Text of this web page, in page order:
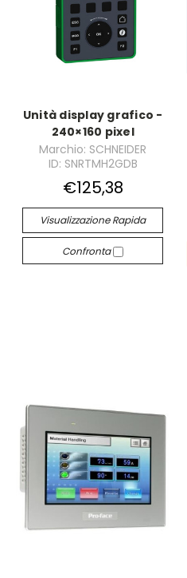
Unità display grafico -
240×160 pixel
Marchio: SCHNEIDER
ID: SNRTMH2GDB
€125,38
Visualizzazione Rapida
Confronta